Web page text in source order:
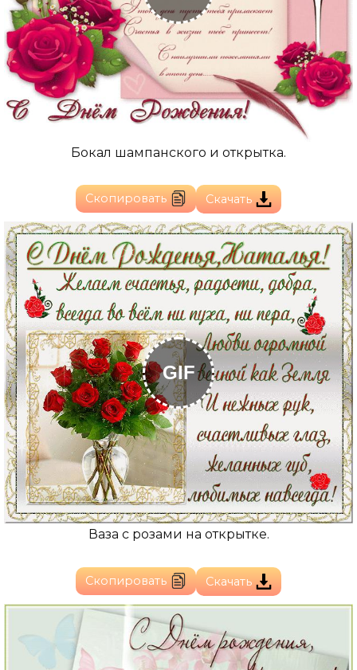
Бокал шампанского и открытка.
Скопировать Скачать
GIF
Ваза с розами на открытке.
Скопировать Скачать